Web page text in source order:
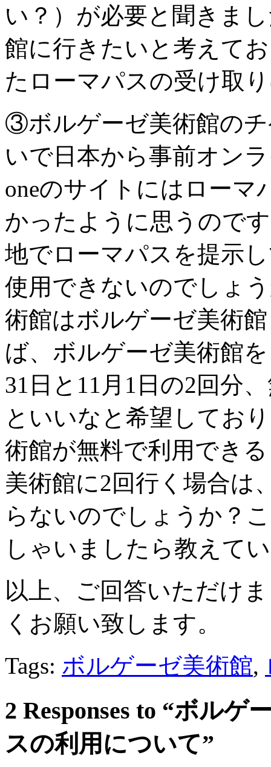
い？）が必要と聞きま
館に行きたいと考えて
たローマパスの受け取
③ボルゲーゼ美術館の
いで日本から事前オン
oneのサイトにはローマ
かったように思うので
地でローマパスを提示
使用できないのでしょ
術館はボルゲーゼ美術
ば、ボルゲーゼ美術館
31日と11月1日の2回分
といいなと希望してお
術館が無料で利用でき
美術館に2回行く場合は
らないのでしょうか？
しゃいましたら教えて
以上、ご回答いただけ
くお願い致します。
Tags: ボルゲーゼ美術館,
2 Responses to “ボル
スの利用について”